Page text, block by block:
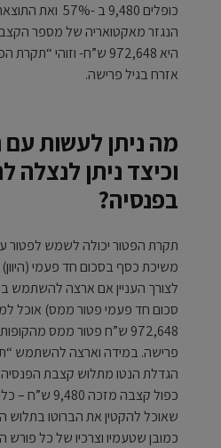
הנגזר מאקטואריה של מספר
היא 972,648 ש”ח- וזוהי
אזרח בגיל פרישה.
מה ניתן לעשות
וכיצד ניתן לנצלה
בפנסיה?
תקרת הפטור יכולה לשמש לפטור
משיכת כסף בסכום חד פעמי (היוון)
לצורך העניין אם ארצה להשתמש
סכום חד פעמי פטור ממס) אוכל
972,648 ש”ח פטור ממס
פרישה. במידה וארצה להשתמש
שאוכל להקטין את הברוטו בתלוש
כמובן שטעמיו וצרכיו של כל פורש